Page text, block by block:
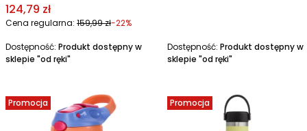
Cena promocyjna
124,79 zł
Cena regularna: 159,99 zł-22%
Dostępność: Produkt dostępny w
sklepie "od ręki"
Dostępność: Produkt dostępny w
sklepie "od ręki"
Promocja Promocja